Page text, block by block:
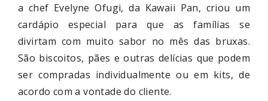
a chef Evelyne Ofugi, da Kawaii Pan, criou um
cardápio especial para que as famílias se
divirtam com muito sabor no mês das bruxas.
São biscoitos, pães e outras delícias que podem
ser compradas individualmente ou em kits, de
acordo com a vontade do cliente.